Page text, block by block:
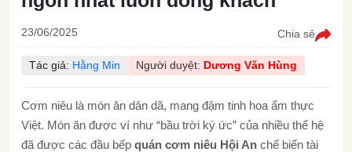
23/06/2025 Chia sẻ
Tác giả: Hằng Min Người duyệt: Dương Văn Hùng
Cơm niêu là món ăn dân dã, mang đậm tinh hoa ẩm thực
Việt. Món ăn được ví như “bầu trời ký ức” của nhiều thế hệ
đã được các đầu bếp quán cơm niêu Hội An chế biến tài